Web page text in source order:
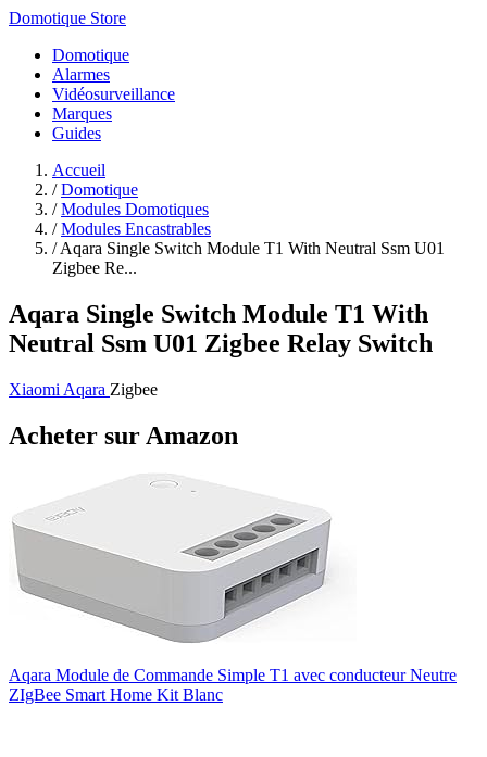
Domotique Store
Domotique
Alarmes
Vidéosurveillance
Marques
Guides
Accueil
/ Domotique
/ Modules Domotiques
/ Modules Encastrables
/ Aqara Single Switch Module T1 With Neutral Ssm U01
Zigbee Re...
Aqara Single Switch Module T1 With
Neutral Ssm U01 Zigbee Relay Switch
Xiaomi Aqara Zigbee
Acheter sur Amazon
Aqara Module de Commande Simple T1 avec conducteur Neutre
ZIgBee Smart Home Kit Blanc